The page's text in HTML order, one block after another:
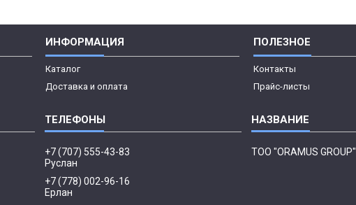
ИНФОРМАЦИЯ
Каталог
Доставка и оплата
ПОЛЕЗНОЕ
Контакты
Прайс-листы
+7 (707) 555-43-83
Руслан
+7 (778) 002-96-16
Ерлан
ТОО "ORAMUS GROUP"